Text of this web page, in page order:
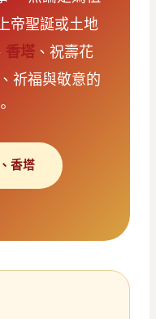
帝聖誕或土地
香塔、祝壽花
祈福與敬意的
香塔